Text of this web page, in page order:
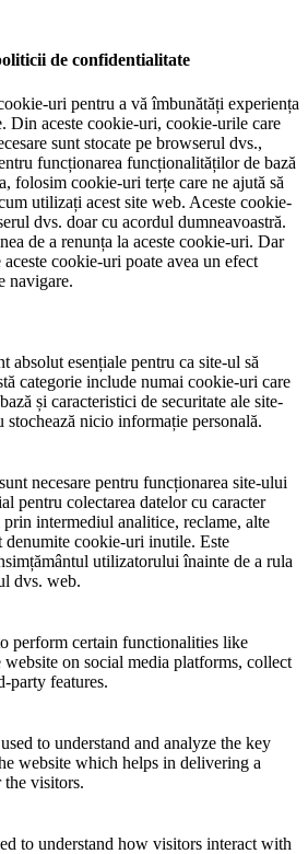
de confidentialitate
uri pentru a vă îmbunătăți experiența
Din aceste cookie-uri, cookie-urile care
sunt stocate pe browserul dvs.,
funcționarea funcționalităților de bază
folosim cookie-uri terțe care ne ajută să
utilizați acest site web. Aceste cookie-
dvs. doar cu acordul dumneavoastră.
de a renunța la aceste cookie-uri. Dar
cookie-uri poate avea un efect
navigare.
absolut esențiale pentru ca site-ul să
categorie include numai cookie-uri care
și caracteristici de securitate ale site-
nicio informație personală.
necesare pentru funcționarea site-ului
pentru colectarea datelor cu caracter
intermediul analitice, reclame, alte
cookie-uri inutile. Este
utilizatorului înainte de a rula
dvs. web.
perform certain functionalities like
on social media platforms, collect
party features.
to understand and analyze the key
website which helps in delivering a
the visitors.
to understand how visitors interact with